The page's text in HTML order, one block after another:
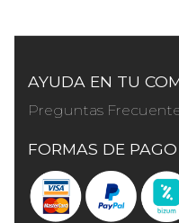
AYUDA EN TU
Preguntas
FORMAS DE PAGO